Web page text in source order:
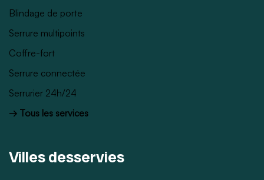
Blindage de porte
Serrure multipoints
Coffre-fort
Serrure connectée
Serrurier 24h/24
→ Tous les services
Villes desservies